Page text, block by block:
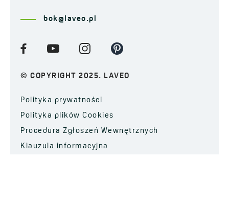
bok@laveo.pl
© COPYRIGHT 2025. LAVEO
Polityka prywatności
Polityka plików Cookies
Procedura Zgłoszeń Wewnętrznych
Klauzula informacyjna